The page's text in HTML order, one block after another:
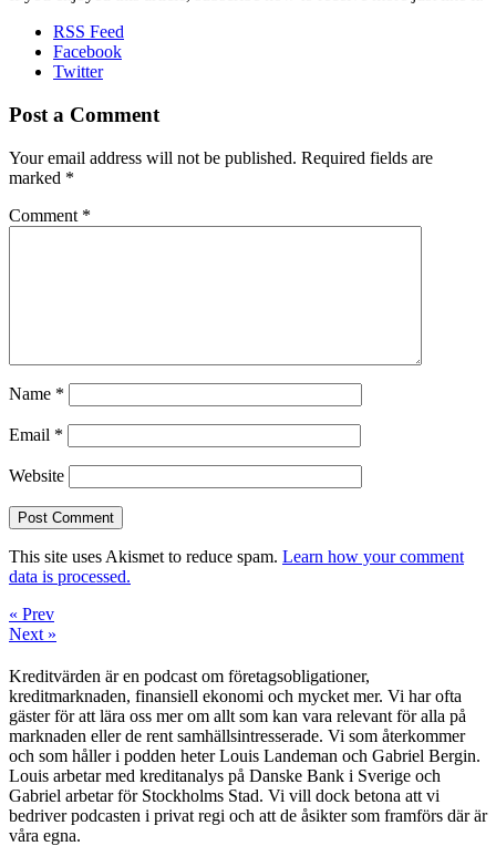
RSS Feed
Facebook
Twitter
Post a Comment
Your email address will not be published. Required fields are
marked *
Comment *
Name *
Email *
Website
This site uses Akismet to reduce spam. Learn how your comment
data is processed.
« Prev
Next »
Kreditvärden är en podcast om företagsobligationer,
kreditmarknaden, finansiell ekonomi och mycket mer. Vi har ofta
gäster för att lära oss mer om allt som kan vara relevant för alla på
marknaden eller de rent samhällsintresserade. Vi som återkommer
och som håller i podden heter Louis Landeman och Gabriel Bergin.
Louis arbetar med kreditanalys på Danske Bank i Sverige och
Gabriel arbetar för Stockholms Stad. Vi vill dock betona att vi
bedriver podcasten i privat regi och att de åsikter som framförs där är
våra egna.